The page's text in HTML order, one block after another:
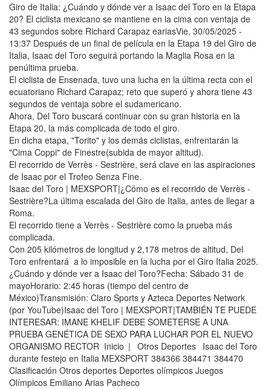
Giro de Italia: ¿Cuándo y dónde ver a Isaac del Toro en la Etapa
20? El ciclista mexicano se mantiene en la cima con ventaja de
43 segundos sobre Richard Carapaz eariasVie, 30/05/2025 -
13:37 Después de un final de película en la Etapa 19 del Giro de
Italia, Isaac del Toro seguirá portando la Maglia Rosa en la
penúltima prueba.
El ciclista de Ensenada, tuvo una lucha en la última recta con el
ecuatoriano Richard Carapaz; reto que superó y ahora tiene 43
segundos de ventaja sobre el sudamericano.
Ahora, Del Toro buscará continuar con su gran historia en la
Etapa 20, la más complicada de todo el giro.
En dicha etapa, "Torito" y los demás ciclistas, enfrentarán la
"Cima Coppi" de Finestre(subida de mayor altitud).
El recorrido de Verrès - Sestrière, será clave en las aspiraciones
de Isaac por el Trofeo Senza Fine.
Isaac del Toro | MEXSPORT|¿Cómo es el recorrido de Verrès -
Sestrière?La última escalada del Giro de Italia, antes de llegar a
Roma.
El recorrido tiene a Verrès - Sestrière como la prueba más
complicada.
Con 205 kilómetros de longitud y 2,178 metros de altitud, Del
Toro enfrentará a lo imposible en la lucha por el Giro Italia 2025.
¿Cuándo y dónde ver a Isaac del Toro?Fecha: Sábado 31 de
mayoHorario: 2:45 horas (tiempo del centro de
México)Transmisión: Claro Sports y Azteca Deportes Network
(por YouTube)Isaac del Toro | MEXSPORT|TAMBIÉN TE PUEDE
INTERESAR: IMANE KHELIF DEBE SOMETERSE A UNA
PRUEBA GENÉTICA DE SEXO PARA LUCHAR POR EL NUEVO
ORGANISMO RECTOR Inicio | Otros Deportes Isaac del Toro
durante festejo en Italia MEXSPORT 384366 384471 384470
Clasificación Otros deportes Deportes olímpicos Juegos
Olímpicos Emiliano Arias Pacheco